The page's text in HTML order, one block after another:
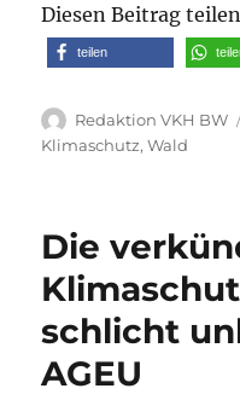
Diesen Beitrag teilen
teilen
Autor
Redaktion VKH BW
Klimaschutz,Wald
Die
schlicht
AGEU